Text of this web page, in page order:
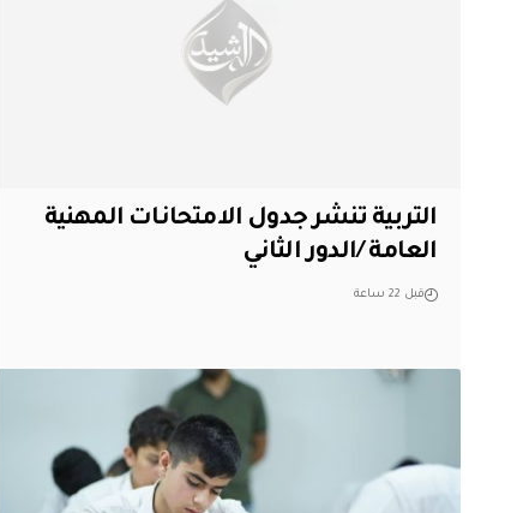
التربية تنشر جدول الامتحانات المهنية
العامة /الدور الثاني
قبل 22 ساعة